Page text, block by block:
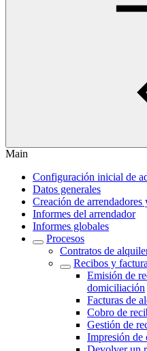
Main
Configuración inicial de
Datos generales
Creación de arrendadores
Informes del arrendador
Informes globales
Procesos
Contratos de
Recibos y
Emisión de
domiciliación
Facturas de
Cobro de
Gestión de
Impresión de